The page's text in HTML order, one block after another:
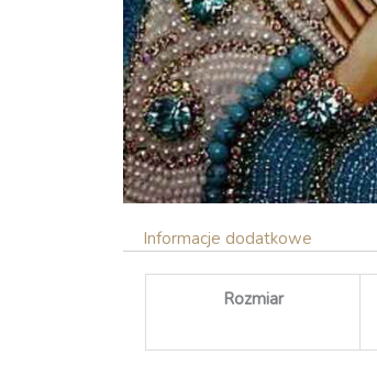
Informacje dodatkowe
Rozmiar